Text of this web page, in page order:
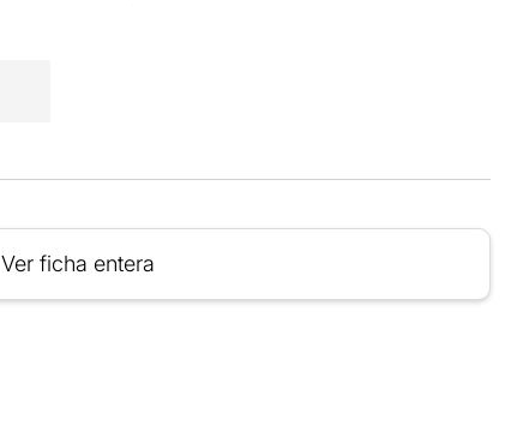
Ver ficha entera